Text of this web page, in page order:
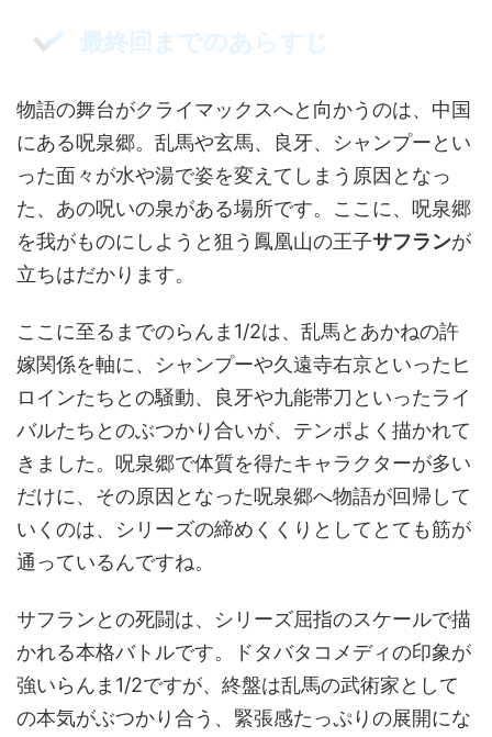
最終回までのあらすじ
物語の舞台がクライマックスへと向かうのは、中国
にある呪泉郷。乱馬や玄馬、良牙、シャンプーとい
った面々が水や湯で姿を変えてしまう原因となっ
た、あの呪いの泉がある場所です。ここに、呪泉郷
を我がものにしようと狙う鳳凰山の王子サフランが
立ちはだかります。
ここに至るまでのらんま1/2は、乱馬とあかねの許
嫁関係を軸に、シャンプーや久遠寺右京といったヒ
ロインたちとの騒動、良牙や九能帯刀といったライ
バルたちとのぶつかり合いが、テンポよく描かれて
きました。呪泉郷で体質を得たキャラクターが多い
だけに、その原因となった呪泉郷へ物語が回帰して
いくのは、シリーズの締めくくりとしてとても筋が
通っているんですね。
サフランとの死闘は、シリーズ屈指のスケールで描
かれる本格バトルです。ドタバタコメディの印象が
強いらんま1/2ですが、終盤は乱馬の武術家として
の本気がぶつかり合う、緊張感たっぷりの展開にな